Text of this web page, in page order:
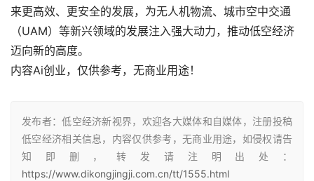
来更高效、更安全的发展，为无人机物流、城市空中交通
（UAM）等新兴领域的发展注入强大动力，推动低空经济
迈向新的高度。
内容Ai创业，仅供参考，无商业用途！
发布者：低空经济新视界，欢迎各大媒体和自媒体，注册投稿
低空经济相关信息，内容仅供参考，无商业用途，如侵权请告
知即删，转发请注明出处：
https://www.dikongjingji.com.cn/tt/1555.html